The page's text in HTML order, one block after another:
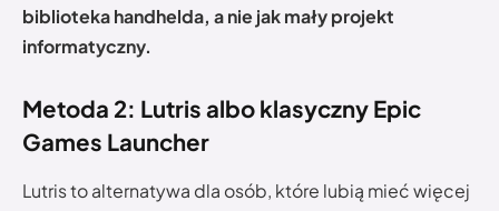
biblioteka handhelda, a nie jak mały projekt
informatyczny.
Metoda 2: Lutris albo klasyczny Epic
Games Launcher
Lutris to alternatywa dla osób, które lubią mieć więcej